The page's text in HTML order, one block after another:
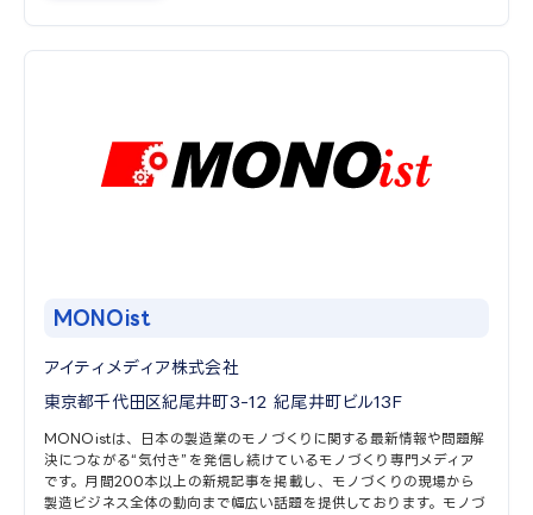
MONOist
アイティメディア株式会社
東京都千代田区紀尾井町3-12 紀尾井町ビル13F
MONOistは、日本の製造業のモノづくりに関する最新情報や問題解
決につながる“気付き”を発信し続けているモノづくり専門メディア
です。月間200本以上の新規記事を掲載し、モノづくりの現場から
製造ビジネス全体の動向まで幅広い話題を提供しております。モノづ